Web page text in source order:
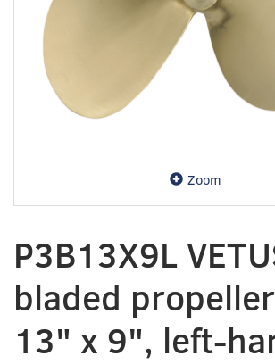
Zoom
P3B13X9L
bladed
13" x 9", left-